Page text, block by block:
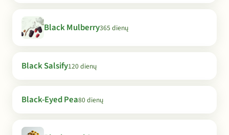
Black Mulberry365 dienų
Black Salsify120 dienų
Black-Eyed Pea80 dienų